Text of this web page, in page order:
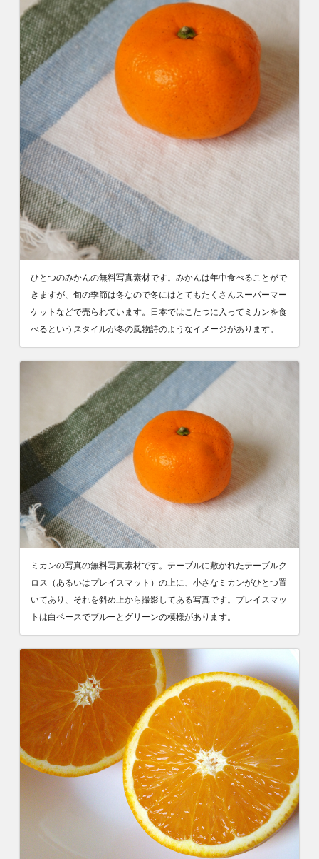
ひとつのみかんの無料写真素材です。みかんは年中食べることがで
きますが、旬の季節は冬なので冬にはとてもたくさんスーパーマー
ケットなどで売られています。日本ではこたつに入ってミカンを食
べるというスタイルが冬の風物詩のようなイメージがあります。
ミカンの写真の無料写真素材です。テーブルに敷かれたテーブルク
ロス（あるいはプレイスマット）の上に、小さなミカンがひとつ置
いてあり、それを斜め上から撮影してある写真です。プレイスマッ
トは白ベースでブルーとグリーンの模様があります。